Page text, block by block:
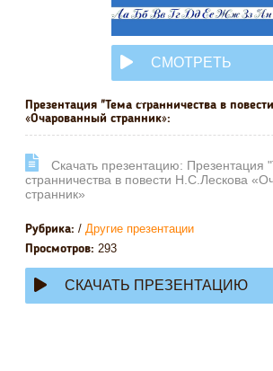
СМОТРЕТЬ
Презентация "Тема странничества в
«Очарованный странник»:
Cкачать презентацию: Презентация
странничества в повести Н.С.Лескова
странник»
Рубрика: / Другие презентации
Просмотров: 293
СКАЧАТЬ ПРЕЗЕНТАЦИЮ